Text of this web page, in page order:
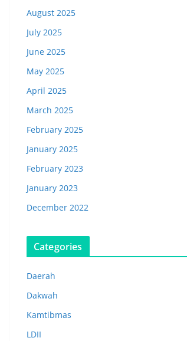
August 2025
July 2025
June 2025
May 2025
April 2025
March 2025
February 2025
January 2025
February 2023
January 2023
December 2022
Categories
Daerah
Dakwah
Kamtibmas
LDII